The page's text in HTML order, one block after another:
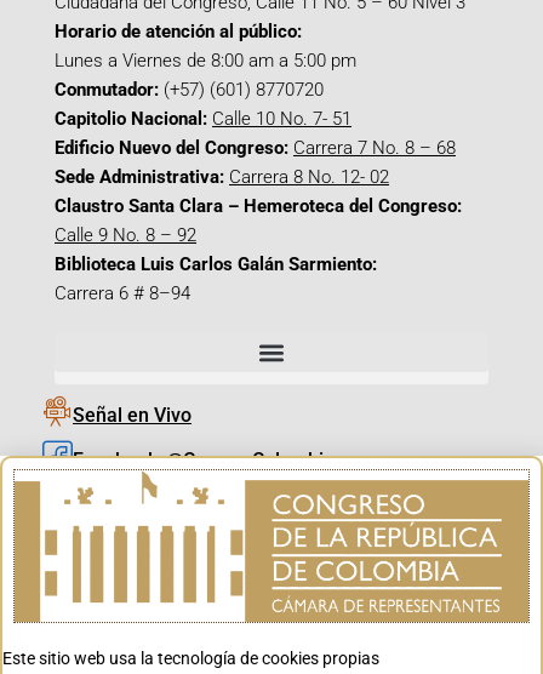
Horario de atención al público:
Lunes a Viernes de 8:00 am a 5:00 pm
Conmutador: (+57) (601) 8770720
Capitolio Nacional: Calle 10 No. 7- 51
Edificio Nuevo del Congreso: Carrera 7 No. 8 – 68
Sede Administrativa: Carrera 8 No. 12- 02
Claustro Santa Clara – Hemeroteca del Congreso:
Calle 9 No. 8 – 92
Biblioteca Luis Carlos Galán Sarmiento:
Carrera 6 # 8–94
Señal en Vivo
Facebook_@CamaraColombia
Instagram_@CamaraColombia
X_@CamaraColombia
Youtube_@CamaraColombia
Este sitio web usa la tecnología de cookies propias